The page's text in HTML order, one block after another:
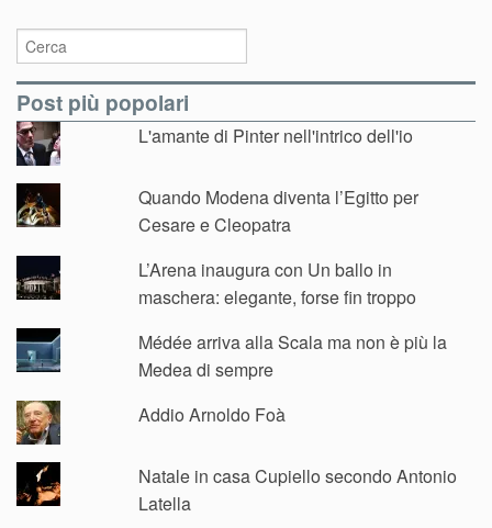
Post più popolari
L'amante di Pinter nell'intrico dell'io
Quando Modena diventa l’Egitto per
Cesare e Cleopatra
L’Arena inaugura con Un ballo in
maschera: elegante, forse fin troppo
Médée arriva alla Scala ma non è più la
Medea di sempre
Addio Arnoldo Foà
Natale in casa Cupiello secondo Antonio
Latella